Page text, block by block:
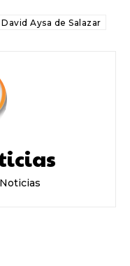
David Aysa de Salazar